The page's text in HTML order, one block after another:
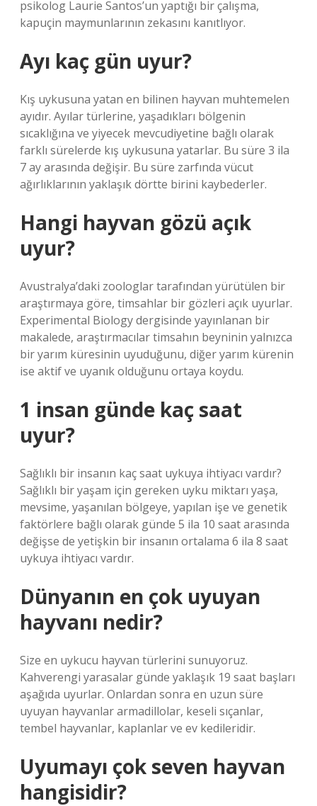
psikolog Laurie Santos’un yaptığı bir çalışma,
kapuçin maymunlarının zekasını kanıtlıyor.
Ayı kaç gün uyur?
Kış uykusuna yatan en bilinen hayvan muhtemelen
ayıdır. Ayılar türlerine, yaşadıkları bölgenin
sıcaklığına ve yiyecek mevcudiyetine bağlı olarak
farklı sürelerde kış uykusuna yatarlar. Bu süre 3 ila
7 ay arasında değişir. Bu süre zarfında vücut
ağırlıklarının yaklaşık dörtte birini kaybederler.
Hangi hayvan gözü açık
uyur?
Avustralya’daki zoologlar tarafından yürütülen bir
araştırmaya göre, timsahlar bir gözleri açık uyurlar.
Experimental Biology dergisinde yayınlanan bir
makalede, araştırmacılar timsahın beyninin yalnızca
bir yarım küresinin uyuduğunu, diğer yarım kürenin
ise aktif ve uyanık olduğunu ortaya koydu.
1 insan günde kaç saat
uyur?
Sağlıklı bir insanın kaç saat uykuya ihtiyacı vardır?
Sağlıklı bir yaşam için gereken uyku miktarı yaşa,
mevsime, yaşanılan bölgeye, yapılan işe ve genetik
faktörlere bağlı olarak günde 5 ila 10 saat arasında
değişse de yetişkin bir insanın ortalama 6 ila 8 saat
uykuya ihtiyacı vardır.
Dünyanın en çok uyuyan
hayvanı nedir?
Size en uykucu hayvan türlerini sunuyoruz.
Kahverengi yarasalar günde yaklaşık 19 saat başları
aşağıda uyurlar. Onlardan sonra en uzun süre
uyuyan hayvanlar armadillolar, keseli sıçanlar,
tembel hayvanlar, kaplanlar ve ev kedileridir.
Uyumayı çok seven hayvan
hangisidir?